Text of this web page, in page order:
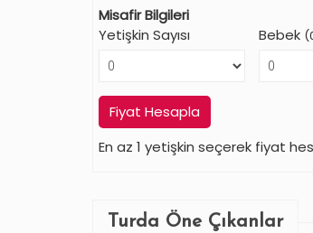
Misafir Bilgileri
Yetişkin Sayısı
Bebek
Fiyat Hesapla
En az 1 yetişkin seçerek fiyat
Turda Öne Çıkanlar